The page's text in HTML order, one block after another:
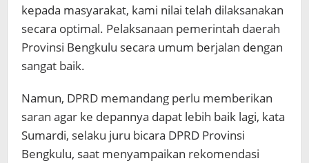
kepada masyarakat, kami nilai telah dilaksanakan
secara optimal. Pelaksanaan pemerintah daerah
Provinsi Bengkulu secara umum berjalan dengan
sangat baik.
Namun, DPRD memandang perlu memberikan
saran agar ke depannya dapat lebih baik lagi, kata
Sumardi, selaku juru bicara DPRD Provinsi
Bengkulu, saat menyampaikan rekomendasi